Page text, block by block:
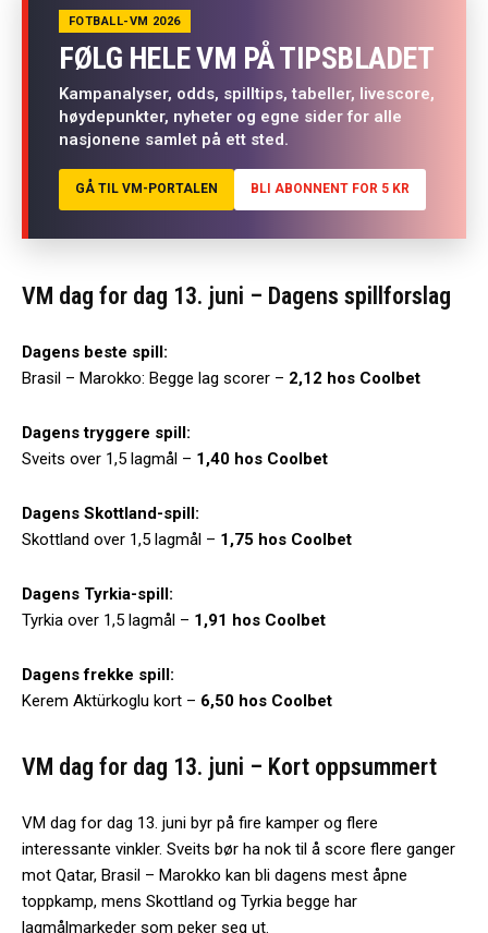
FOTBALL-VM 2026
FØLG HELE VM PÅ TIPSBLADET
Kampanalyser, odds, spilltips, tabeller, livescore,
høydepunkter, nyheter og egne sider for alle
nasjonene samlet på ett sted.
GÅ TIL VM-PORTALEN BLI ABONNENT FOR 5 KR
VM dag for dag 13. juni – Dagens spillforslag
Dagens beste spill:
Brasil – Marokko: Begge lag scorer – 2,12 hos Coolbet
Dagens tryggere spill:
Sveits over 1,5 lagmål – 1,40 hos Coolbet
Dagens Skottland-spill:
Skottland over 1,5 lagmål – 1,75 hos Coolbet
Dagens Tyrkia-spill:
Tyrkia over 1,5 lagmål – 1,91 hos Coolbet
Dagens frekke spill:
Kerem Aktürkoglu kort – 6,50 hos Coolbet
VM dag for dag 13. juni – Kort oppsummert
VM dag for dag 13. juni byr på fire kamper og flere
interessante vinkler. Sveits bør ha nok til å score flere ganger
mot Qatar, Brasil – Marokko kan bli dagens mest åpne
toppkamp, mens Skottland og Tyrkia begge har
lagmålmarkeder som peker seg ut.